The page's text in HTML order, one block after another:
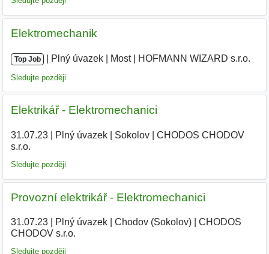
Elektromechanik
Top Job Plný úvazek Most| HOFMANN WIZARD s.r.o.
Sledujte později
Elektrikář - Elektromechanici
31.07.23| Plný úvazek| Sokolov|
CHODOS CHODOV
s.r.o.
Sledujte později
Provozní elektrikář - Elektromechanici
31.07.23| Plný úvazek| Chodov (Sokolov)|
CHODOS
CHODOV s.r.o.
Sledujte později